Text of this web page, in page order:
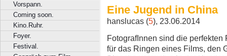
Vorspann.
Coming soon.
Kino.Ruhr.
Foyer.
Festival.
Eine Jugend in China
hanslucas (5), 23.06.2014
FotografInnen sind die
für das Ringen eines Films, den